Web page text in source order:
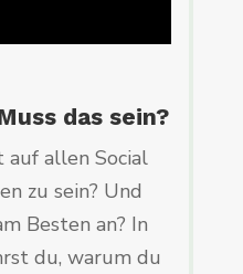
das sein?
allen Social
zu sein? Und
Besten an? In
du, warum du